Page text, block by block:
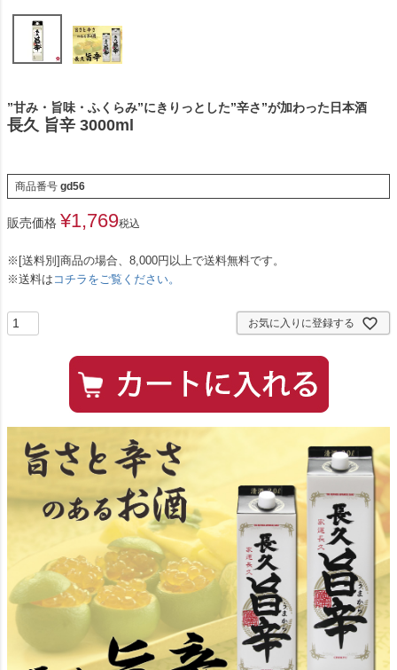
”甘み・旨味・ふくらみ”にきりっとした”辛さ”が加わった日本酒
長久 旨辛 3000ml
商品番号 gd56
販売価格 ¥1,769税込
※[送料別]商品の場合、8,000円以上で送料無料です。
※送料は コチラをご覧ください。
お気に入りに登録する